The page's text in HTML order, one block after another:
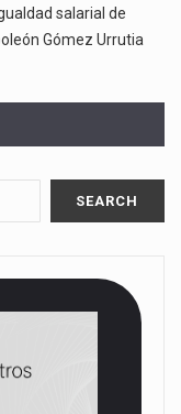
salarial de
Gómez Urrutia